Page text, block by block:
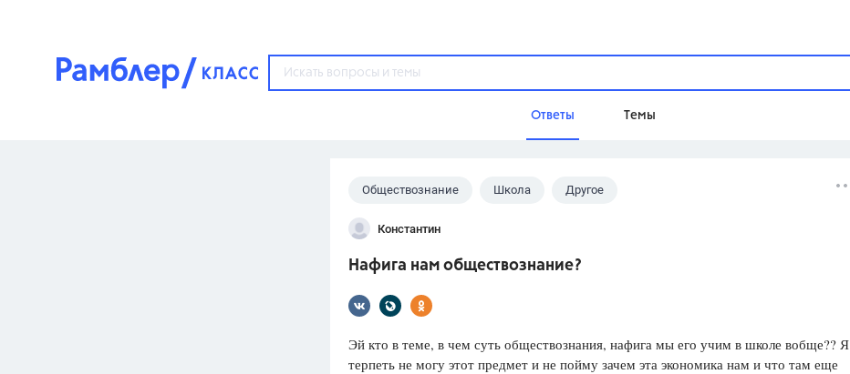
Ответы Темы
Популярные темы
3273 ответа
3460 ответов
Обществознание Школа Другое
Константин
Нафига нам обществознание?
Эй кто в теме, в чем суть обществознания, нафига мы его учим в школе вобще?? Я
терпеть не могу этот предмет и не пойму зачем эта экономика нам и что там еще